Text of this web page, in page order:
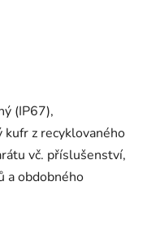
(IP67),
kufr z recyklovaného
vč. příslušenství,
a obdobného